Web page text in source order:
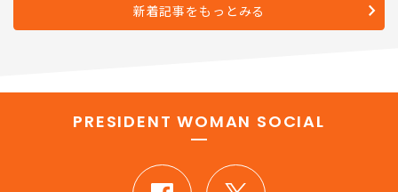
新着記事をもっとみる
PRESIDENT WOMAN SOCIAL